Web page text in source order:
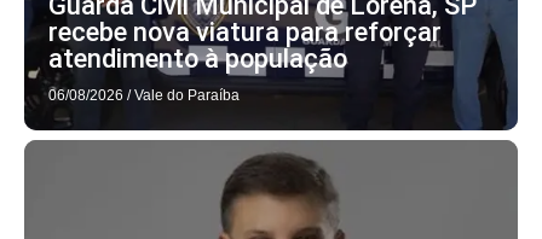
recebe nova viatura para reforçar
atendimento à população
06/08/2026 / Vale do Paraíba